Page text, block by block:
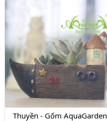
Thuyền - Gốm AquaGarden